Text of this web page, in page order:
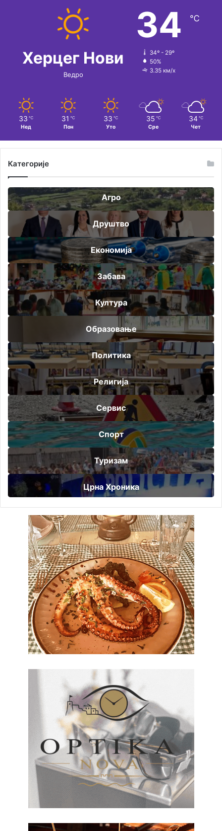
Херцег Нови
Ведро
34 ℃
34º - 29º
50%
3.35 км/х
33 ℃
Нед
31 ℃
Пон
33 ℃
Уто
35 ℃
Сре
34 ℃
Чет
Категорије
Агро
Друштво
Економија
Забава
Култура
Образовање
Политика
Религија
Сервис
Спорт
Туризам
Црна Хроника